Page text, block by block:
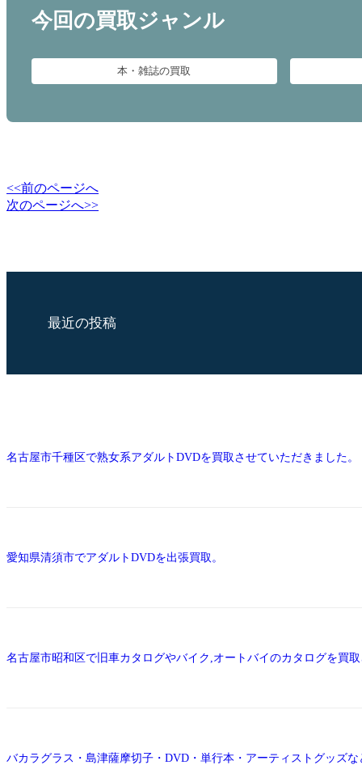
今回の買取ジャンル
本・雑誌の買取
<<前のページへ
次のページへ>>
最近の投稿
名古屋市千種区で熟女系アダルトDVDを買取させていただきました。
愛知県清須市でアダルトDVDを出張買取。
名古屋市昭和区で旧車カタログやバイク,オートバイのカタログを買取
バカラグラス・島津薩摩切子・DVD・単行本・アーティストグッズな